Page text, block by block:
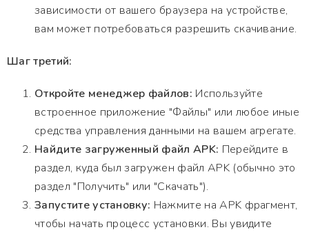
зависимости от вашего браузера на устройстве,
вам может потребоваться разрешить скачивание.
Шаг третий:
Откройте менеджер файлов: Используйте
встроенное приложение "Файлы" или любое иные
средства управления данными на вашем агрегате.
Найдите загруженный файл APK: Перейдите в
раздел, куда был загружен файл APK (обычно это
раздел "Получить" или "Скачать").
Запустите установку: Нажмите на APK фрагмент,
чтобы начать процесс установки. Вы увидите